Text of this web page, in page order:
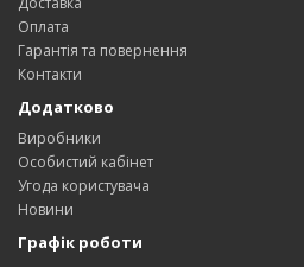
Оплата
Гарантія та повернення
Контакти
Додатково
Виробники
Особистий кабінет
Угода користувача
Новини
Графік роботи